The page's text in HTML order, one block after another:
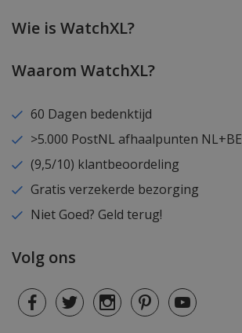
Wie is WatchXL?
Waarom WatchXL?
60 Dagen bedenktijd
>5.000 PostNL afhaalpunten NL+BE
(9,5/10) klantbeoordeling
Gratis verzekerde bezorging
Niet Goed? Geld terug!
Volg ons